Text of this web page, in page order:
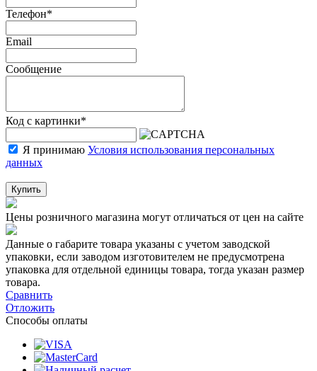
Телефон*
Email
Сообщение
Код с картинки*
Я принимаю Условия использования персональных
данных
Купить
Цены розничного магазина могут отличаться от цен на сайте
Данные о габарите товара указаны с учетом заводской
упаковки, если заводом изготовителем не предусмотрена
упаковка для отдельной единицы товара, тогда указан размер
товара.
Сравнить
Отложить
Способы оплаты